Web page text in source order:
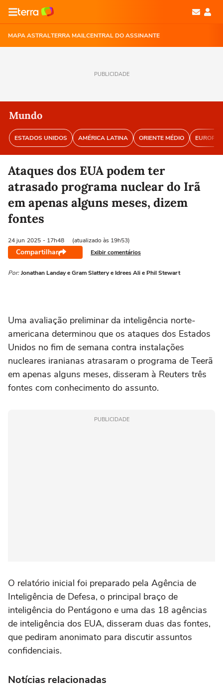
MAPA ASTRALTERRA MAILCENTRAL DO ASSINANTE
PUBLICIDADE
Mundo
ESTADOS UNIDOS AMÉRICA LATINA ORIENTE MÉDIO EUROPA
Ataques dos EUA podem ter
atrasado programa nuclear do Irã
em apenas alguns meses, dizem
fontes
24 jun 2025 - 17h48 (atualizado às 19h53)
Compartilhar Exibir comentários
Por: Jonathan Landay e Gram Slattery e Idrees Ali e Phil Stewart
Uma avaliação preliminar da inteligência norte-
americana determinou que os ataques dos Estados
Unidos no fim de semana contra instalações
nucleares iranianas atrasaram o programa de Teerã
em apenas alguns meses, disseram à Reuters três
fontes com conhecimento do assunto.
PUBLICIDADE
O relatório inicial foi preparado pela Agência de
Inteligência de Defesa, o principal braço de
inteligência do Pentágono e uma das 18 agências
de inteligência dos EUA, disseram duas das fontes,
que pediram anonimato para discutir assuntos
confidenciais.
Notícias relacionadas